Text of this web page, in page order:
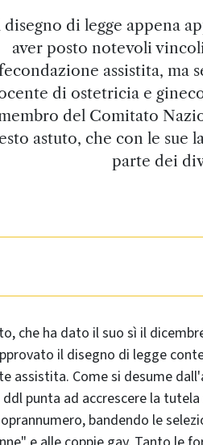
disegno di legge appena
aver posto notevoli
assistita, ma
di ostetricia e
del Comitato
astuto, che con le sue
parte dei
che ha dato il suo sì il
il disegno di legge
assistita. Come si desume
punta ad accrescere la
bandendo le